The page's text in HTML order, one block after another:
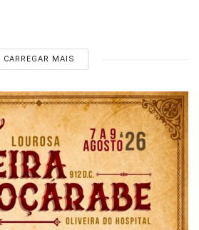
CARREGAR MAIS